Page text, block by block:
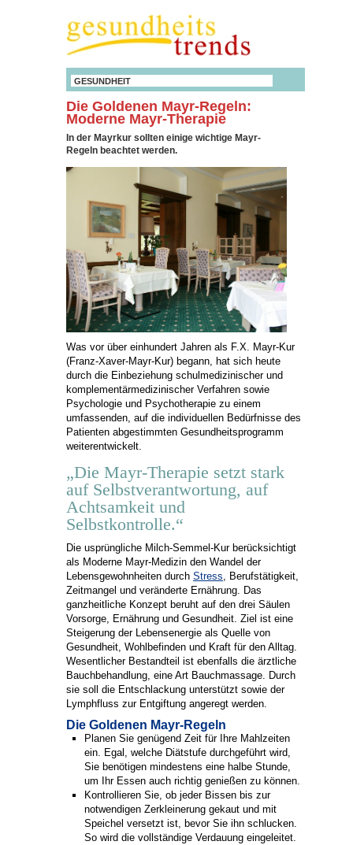
GESUNDHEIT
Die Goldenen Mayr-Regeln:
Moderne Mayr-Therapie
In der Mayrkur sollten einige wichtige Mayr-
Regeln beachtet werden.
Was vor über einhundert Jahren als F.X. Mayr-Kur
(Franz-Xaver-Mayr-Kur) begann, hat sich heute
durch die Einbeziehung schulmedizinischer und
komplementärmedizinischer Verfahren sowie
Psychologie und Psychotherapie zu einem
umfassenden, auf die individuellen Bedürfnisse des
Patienten abgestimmten Gesundheitsprogramm
weiterentwickelt.
„Die Mayr-Therapie setzt stark
auf Selbstverantwortung, auf
Achtsamkeit und
Selbstkontrolle.“
Die usprüngliche Milch-Semmel-Kur berücksichtigt
als Moderne Mayr-Medizin den Wandel der
Lebensgewohnheiten durch Stress, Berufstätigkeit,
Zeitmangel und veränderte Ernährung. Das
ganzheitliche Konzept beruht auf den drei Säulen
Vorsorge, Ernährung und Gesundheit. Ziel ist eine
Steigerung der Lebensenergie als Quelle von
Gesundheit, Wohlbefinden und Kraft für den Alltag.
Wesentlicher Bestandteil ist ebenfalls die ärztliche
Bauchbehandlung, eine Art Bauchmassage. Durch
sie soll die Entschlackung unterstützt sowie der
Lymphfluss zur Entgiftung angeregt werden.
Die Goldenen Mayr-Regeln
Planen Sie genügend Zeit für Ihre Mahlzeiten
ein. Egal, welche Diätstufe durchgeführt wird,
Sie benötigen mindestens eine halbe Stunde,
um Ihr Essen auch richtig genießen zu können.
Kontrollieren Sie, ob jeder Bissen bis zur
notwendigen Zerkleinerung gekaut und mit
Speichel versetzt ist, bevor Sie ihn schlucken.
So wird die vollständige Verdauung eingeleitet.